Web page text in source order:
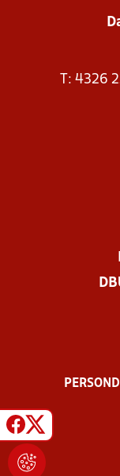
T: 4326